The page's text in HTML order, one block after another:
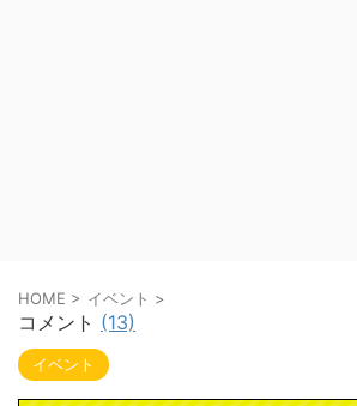
HOME > イベント >
コメント (13)
イベント